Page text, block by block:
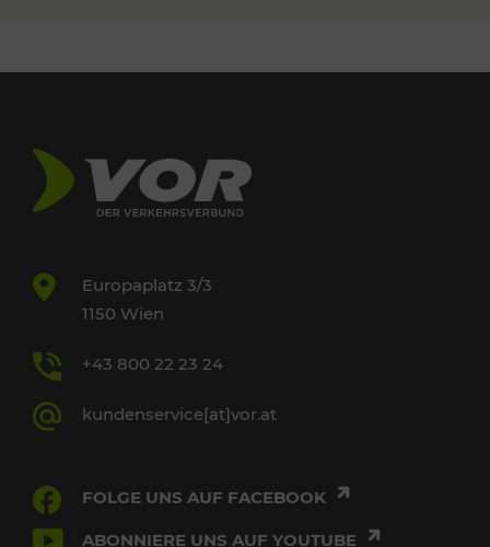
Europaplatz 3/3
1150 Wien
+43 800 22 23 24
kundenservice[at]vor.at
FOLGE UNS AUF FACEBOOK
ABONNIERE UNS AUF YOUTUBE